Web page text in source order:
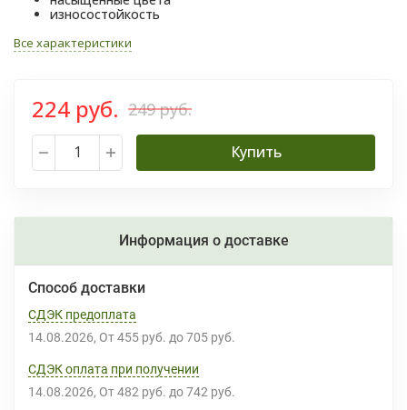
износостойкость
Все характеристики
224 руб. 249 руб.
Купить
Информация о доставке
Способ доставки
СДЭК предоплата
14.08.2026 От 455 руб. до 705 руб.
СДЭК оплата при получении
14.08.2026 От 482 руб. до 742 руб.